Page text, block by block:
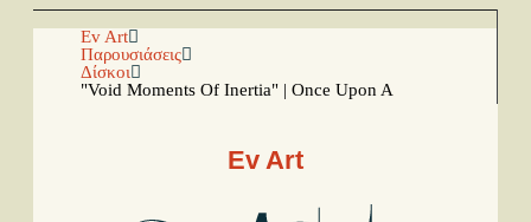
Αρχική
Facebook
Ev Art
Ev Art
Παρουσιάσεις
Δίσκοι
"Void Moments Of Inertia" | Once Upon A